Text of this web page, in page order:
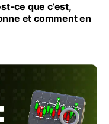
ce que c’est,
et comment en